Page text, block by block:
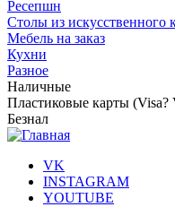
Ресепшн
Cтолы из искусственного
Мебель на заказ
Кухни
Разное
Наличные
Пластиковые карты (Visa?
Безнал
VK
INSTAGRAM
YOUTUBE